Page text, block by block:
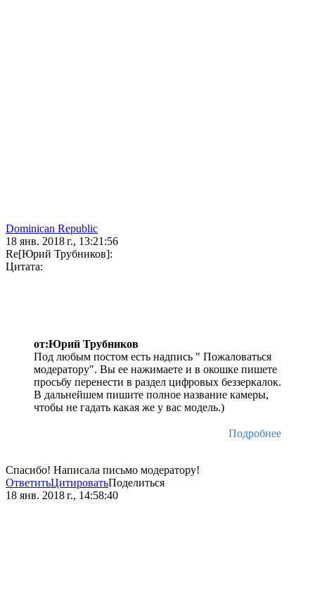
Dominican Republic
18 янв. 2018 г., 13:21:56
Re[Юрий Трубников]:
Цитата:
от:Юрий Трубников
Под любым постом есть надпись " Пожаловаться
модератору". Вы ее нажимаете и в окошке пишете
просьбу перенести в раздел цифровых беззеркалок.
В дальнейшем пишите полное название камеры,
чтобы не гадать какая же у вас модель.)
Подробнее
Спасибо! Написала письмо модератору!
ОтветитьЦитироватьПоделиться
18 янв. 2018 г., 14:58:40